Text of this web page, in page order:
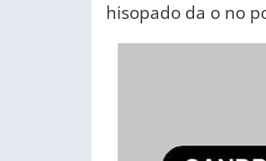
hisopado da o no